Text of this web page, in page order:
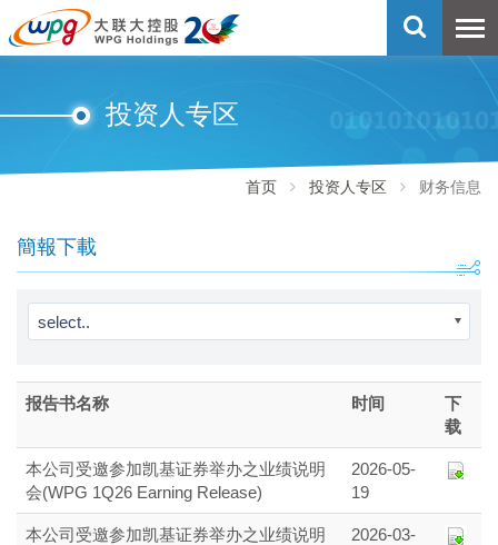
投资人专区
首页 投资人专区 财务信息
簡報下載
select..
报告书名称 时间
下
载
本公司受邀参加凯基证券举办之业绩说明
会(WPG 1Q26 Earning Release)
2026-05-
19
本公司受邀参加凯基证券举办之业绩说明
2026-03-